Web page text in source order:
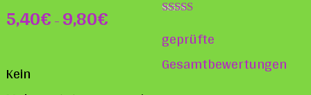
5,40€–9,80€
Kein
5.00
von 5
geprüfte
Gesamtbewertungen